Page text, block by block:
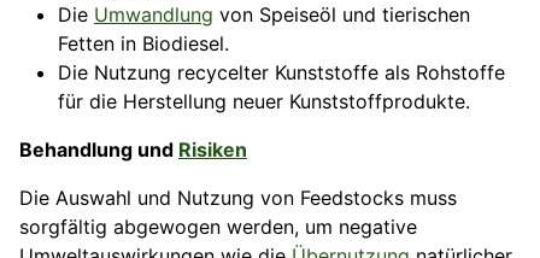
Die Umwandlung von Speiseöl und tierischen
Fetten in Biodiesel.
Die Nutzung recycelter Kunststoffe als Rohstoffe
für die Herstellung neuer Kunststoffprodukte.
Behandlung und Risiken
Die Auswahl und Nutzung von Feedstocks muss
sorgfältig abgewogen werden, um negative